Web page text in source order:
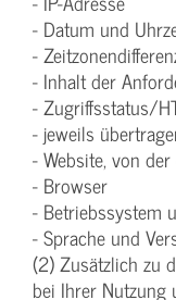
- Datum und
-
- Inhalt der
- Zugriffsstatus/
- jeweils
- Website, von
- Browser
- Betriebssystem
- Sprache und
(2) Zusätzlich zu
bei Ihrer Nutzung